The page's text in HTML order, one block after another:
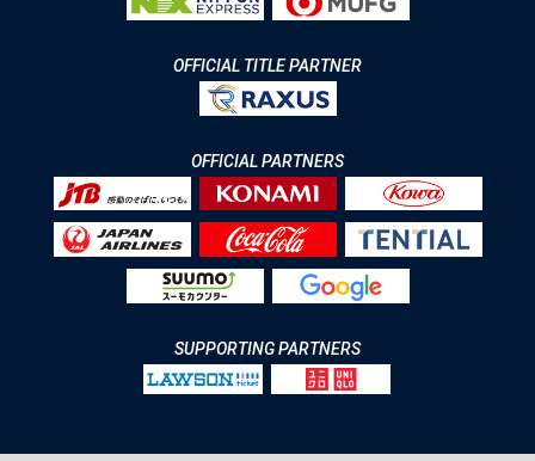
OFFICIAL TITLE PARTNER
OFFICIAL PARTNERS
SUPPORTING PARTNERS